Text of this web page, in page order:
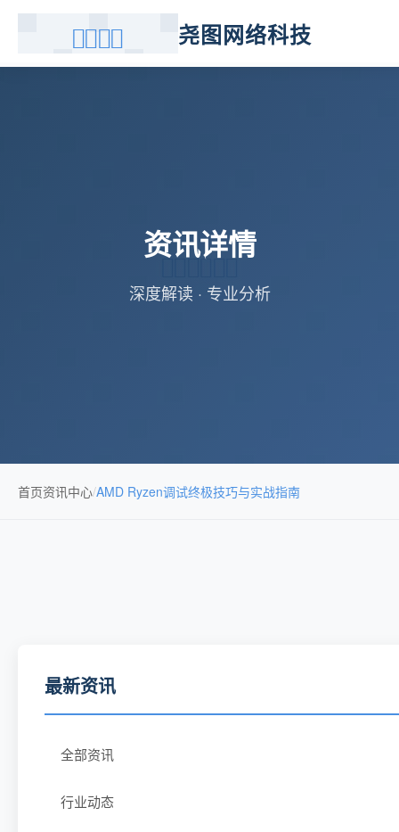
尧图网络科技
资讯详情
深度解读 · 专业分析
首页资讯中心/AMD Ryzen调试终极技巧与实战指南
最新资讯
全部资讯
行业动态